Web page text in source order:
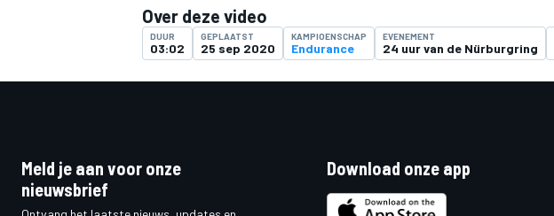
Over deze video
DUUR
03:02
GEPLAATST
25 sep 2020
KAMPIOENSCHAP
Endurance
EVENEMENT
24 uur van de Nürburgring
Meld je aan voor onze
nieuwsbrief
Download onze app